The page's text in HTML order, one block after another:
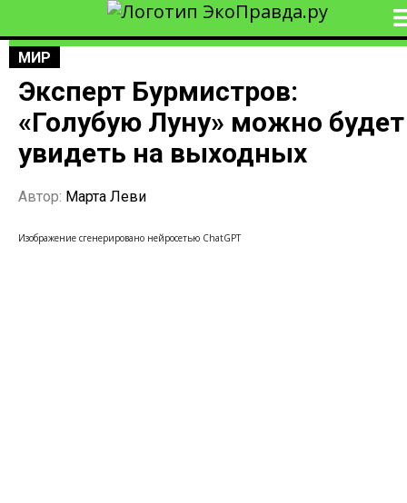
МИР
Эксперт Бурмистров:
«Голубую Луну» можно будет
увидеть на выходных
Автор: Марта Леви
Изображение сгенерировано нейросетью ChatGPT